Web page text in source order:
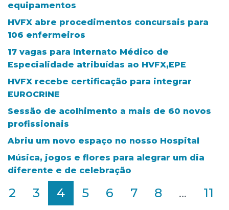
equipamentos
HVFX abre procedimentos concursais para
106 enfermeiros
17 vagas para Internato Médico de
Especialidade atribuídas ao HVFX,EPE
HVFX recebe certificação para integrar
EUROCRINE
Sessão de acolhimento a mais de 60 novos
profissionais
Abriu um novo espaço no nosso Hospital
Música, jogos e flores para alegrar um dia
diferente e de celebração
2 3 4 5 6 7 8 ... 11